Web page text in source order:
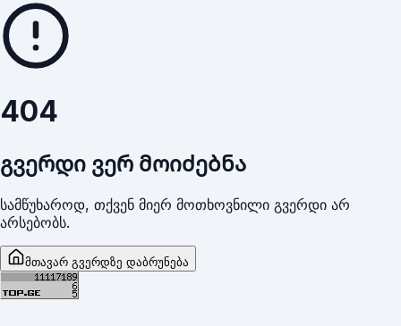
404
გვერდი ვერ მოიძებნა
სამწუხაროდ, თქვენ მიერ მოთხოვნილი გვერდი არ
არსებობს.
მთავარ გვერდზე დაბრუნება